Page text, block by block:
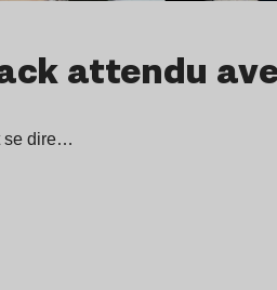
attendu
se dire…